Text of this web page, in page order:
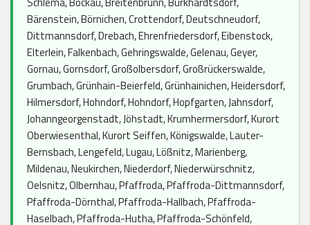
Bärenstein, Börnichen, Crottendorf, Deutschneudorf,
Dittmannsdorf, Drebach, Ehrenfriedersdorf, Eibenstock,
Elterlein, Falkenbach, Gehringswalde, Gelenau, Geyer,
Gornau, Gornsdorf, Großolbersdorf, Großrückerswalde,
Grumbach, Grünhain-Beierfeld, Grünhainichen, Heidersdorf,
Hilmersdorf, Hohndorf, Hohndorf, Hopfgarten, Jahnsdorf,
Johanngeorgenstadt, Jöhstadt, Krumhermersdorf, Kurort
Oberwiesenthal, Kurort Seiffen, Königswalde, Lauter-
Bernsbach, Lengefeld, Lugau, Lößnitz, Marienberg,
Mildenau, Neukirchen, Niederdorf, Niederwürschnitz,
Oelsnitz, Olbernhau, Pfaffroda, Pfaffroda-Dittmannsdorf,
Pfaffroda-Dörnthal, Pfaffroda-Hallbach, Pfaffroda-
Haselbach, Pfaffroda-Hutha, Pfaffroda-Schönfeld,